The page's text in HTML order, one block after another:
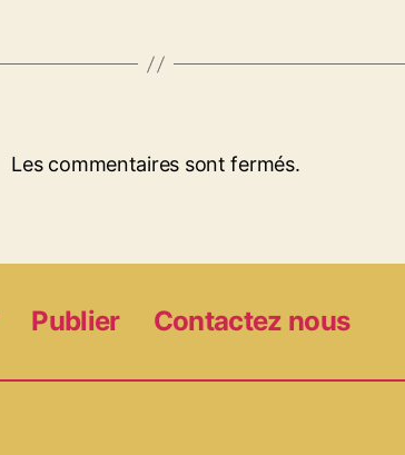
Les commentaires sont fermés.
Publier Contactez nous